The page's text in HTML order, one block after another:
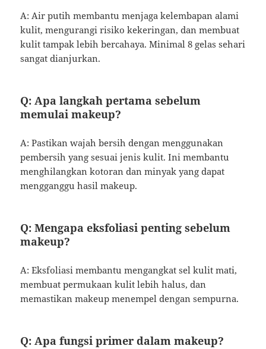
A: Air putih membantu menjaga kelembapan alami
kulit, mengurangi risiko kekeringan, dan membuat
kulit tampak lebih bercahaya. Minimal 8 gelas sehari
sangat dianjurkan.
Q: Apa langkah pertama sebelum
memulai makeup?
A: Pastikan wajah bersih dengan menggunakan
pembersih yang sesuai jenis kulit. Ini membantu
menghilangkan kotoran dan minyak yang dapat
mengganggu hasil makeup.
Q: Mengapa eksfoliasi penting sebelum
makeup?
A: Eksfoliasi membantu mengangkat sel kulit mati,
membuat permukaan kulit lebih halus, dan
memastikan makeup menempel dengan sempurna.
Q: Apa fungsi primer dalam makeup?